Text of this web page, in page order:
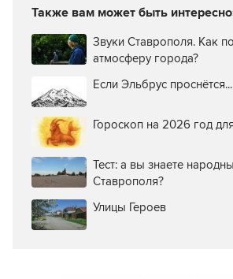
Также вам может быть
Звуки Ставрополя. Как
атмосферу города?
Если Эльбрус проснётся...
Гороскоп на 2026 год
Тест: а вы знаете
Ставрополя?
Улицы Героев